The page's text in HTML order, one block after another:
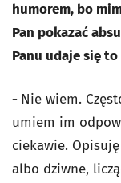
humorem, bo
Pan pokazać
Panu udaje się
- Nie wiem.
umiem im
ciekawie.
albo dziwne,